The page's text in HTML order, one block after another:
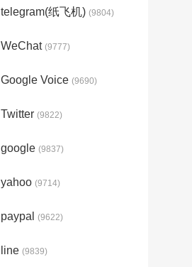
telegram(纸飞机) (9804)
WeChat (9777)
Google Voice (9690)
Twitter (9822)
google (9837)
yahoo (9714)
paypal (9622)
line (9839)